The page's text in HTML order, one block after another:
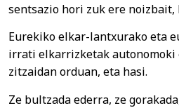
sentsazio hori zuk ere noizbait,
Eurekiko elkar-lantxurako eta
irrati elkarrizketak autonomoki
zitzaidan orduan, eta hasi.
Ze bultzada ederra, ze